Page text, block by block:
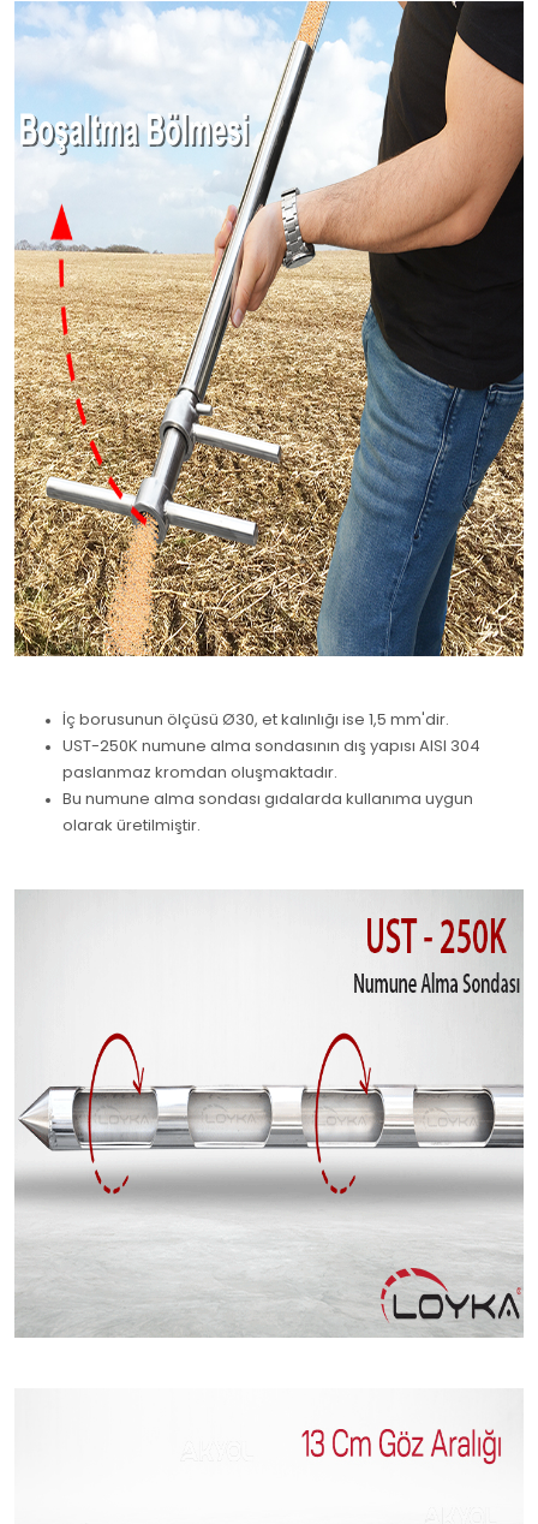
İç borusunun ölçüsü Ø30, et kalınlığı ise 1,5 mm'dir.
UST-250K numune alma sondasının dış yapısı AISI 304
paslanmaz kromdan oluşmaktadır.
Bu numune alma sondası gıdalarda kullanıma uygun
olarak üretilmiştir.